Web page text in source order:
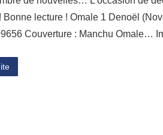
Bonne lecture ! Omale 1 Denoël
Couverture : Manchu Omale…